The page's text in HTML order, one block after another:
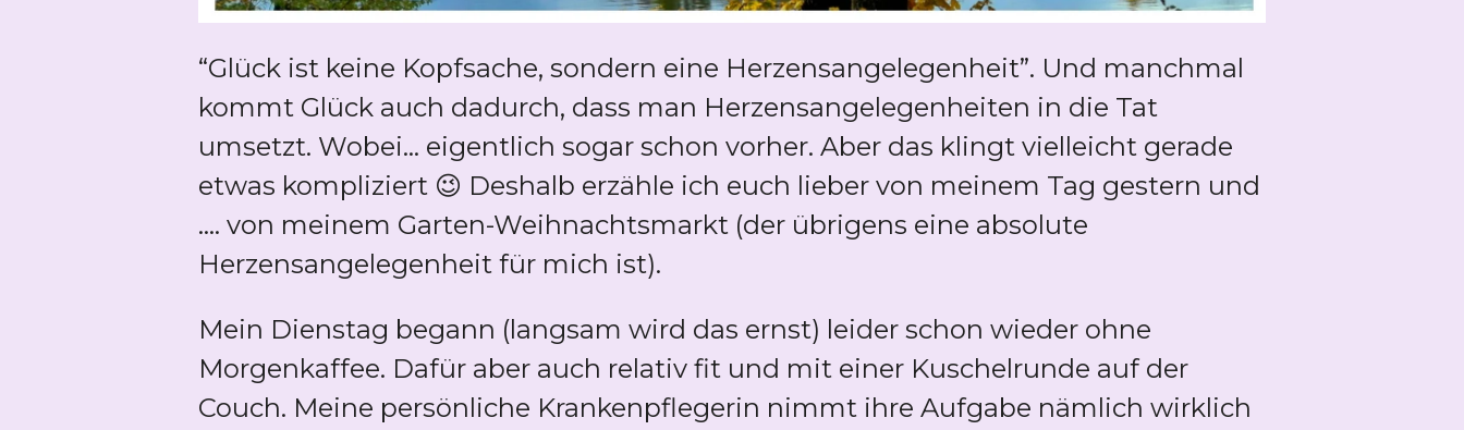
“Glück ist keine Kopfsache, sondern eine Herzensangelegenheit”. Und manchmal
kommt Glück auch dadurch, dass man Herzensangelegenheiten in die Tat
umsetzt. Wobei... eigentlich sogar schon vorher. Aber das klingt vielleicht gerade
etwas kompliziert 😉 Deshalb erzähle ich euch lieber von meinem Tag gestern und
.... von meinem Garten-Weihnachtsmarkt (der übrigens eine absolute
Herzensangelegenheit für mich ist).
Mein Dienstag begann (langsam wird das ernst) leider schon wieder ohne
Morgenkaffee. Dafür aber auch relativ fit und mit einer Kuschelrunde auf der
Couch. Meine persönliche Krankenpflegerin nimmt ihre Aufgabe nämlich wirklich